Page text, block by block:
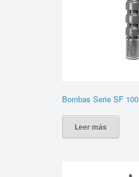
Bombas Serie SF 100
Leer más